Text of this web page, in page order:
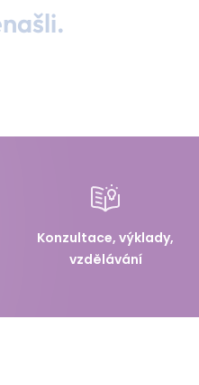
Konzultace, výklady,
vzdělávání